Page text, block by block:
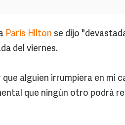
Paris Hilton se dijo
del viernes.
alguien irrumpiera en mi
que ningún otro podrá